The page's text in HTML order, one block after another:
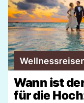
Wann ist
für die